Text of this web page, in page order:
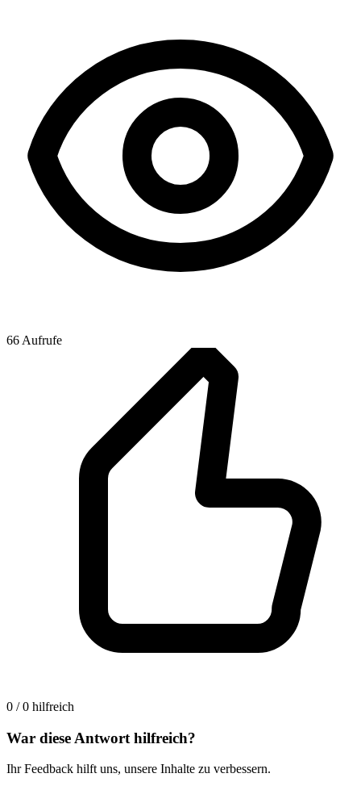
66 Aufrufe
0 / 0 hilfreich
War diese Antwort hilfreich?
Ihr Feedback hilft uns, unsere Inhalte zu verbessern.